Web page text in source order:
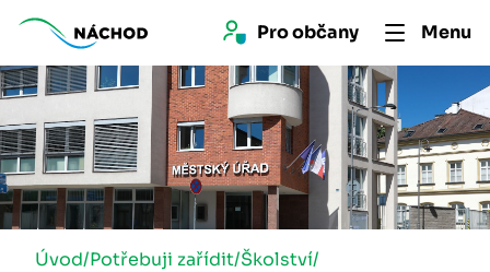
Pro občany Menu
Úvod/Potřebuji zařídit/Školství/